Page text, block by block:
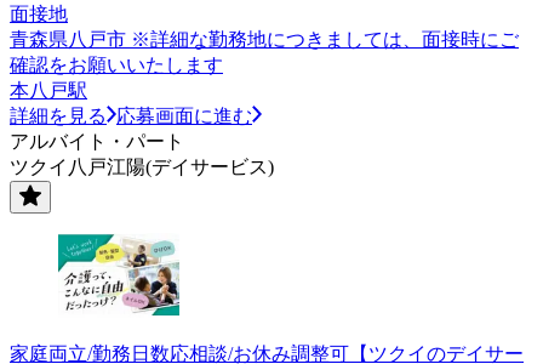
面接地
青森県八戸市 ※詳細な勤務地につきましては、面接時にご
確認をお願いいたします
本八戸駅
詳細を見る
応募画面に進む
アルバイト・パート
ツクイ八戸江陽(デイサービス)
家庭両立/勤務日数応相談/お休み調整可【ツクイのデイサー